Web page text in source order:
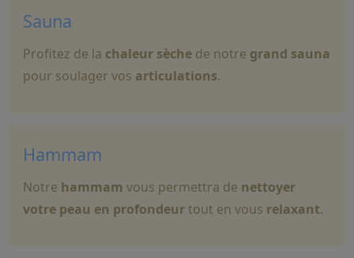
Sauna
Profitez de la chaleur sèche de notre grand sauna
pour soulager vos articulations.
Hammam
Notre hammam vous permettra de nettoyer
votre peau en profondeurtout en vous relaxant.